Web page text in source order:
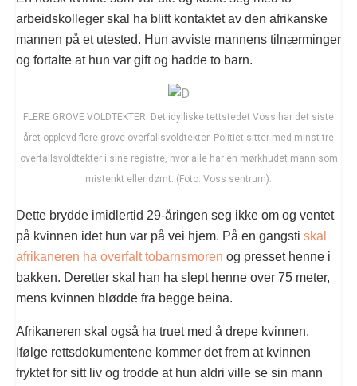
arbeidskolleger skal ha blitt kontaktet av den afrikanske
mannen på et utested. Hun avviste mannens tilnærminger
og fortalte at hun var gift og hadde to barn.
FLERE GROVE VOLDTEKTER: Det idylliske tettstedet Voss har det siste
året opplevd flere grove overfallsvoldtekter. Politiet sitter med minst tre
overfallsvoldtekter i sine registre, hvor alle har en mørkhudet mann som
mistenkt eller dømt. (Foto: Voss sentrum).
Dette brydde imidlertid 29-åringen seg ikke om og ventet
på kvinnen idet hun var på vei hjem. På en gangsti skal
afrikaneren ha overfalt tobarnsmoren og presset henne i
bakken. Deretter skal han ha slept henne over 75 meter,
mens kvinnen blødde fra begge beina.
Afrikaneren skal også ha truet med å drepe kvinnen.
Ifølge rettsdokumentene kommer det frem at kvinnen
fryktet for sitt liv og trodde at hun aldri ville se sin mann